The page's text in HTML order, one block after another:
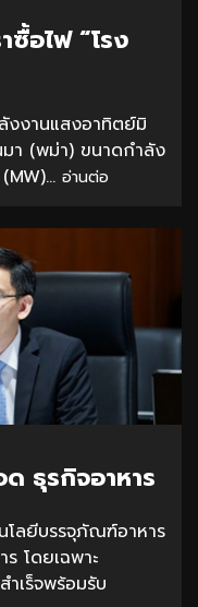
ซื้อไฟ “โรง
งงานแสงอาทิตย์มิ
มา (พม่า) ขนาดกำลัง
อ่านต่อ
ธุรกิจอาหาร
โลยีบรรจุภัณฑ์อาหาร
โดยเฉพาะ
เร็จพร้อมรับ